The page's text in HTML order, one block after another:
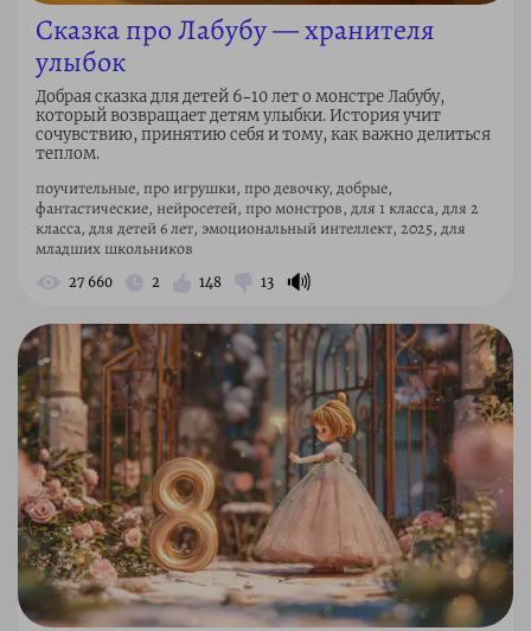
Сказка про Лабубу — хранителя
улыбок
Добрая сказка для детей 6–10 лет о монстре Лабубу,
который возвращает детям улыбки. История учит
сочувствию, принятию себя и тому, как важно делиться
теплом.
поучительные, про игрушки, про девочку, добрые,
фантастические, нейросетей, про монстров, для 1 класса, для 2
класса, для детей 6 лет, эмоциональный интеллект, 2025, для
младших школьников
27 660 2 148 13 🔊